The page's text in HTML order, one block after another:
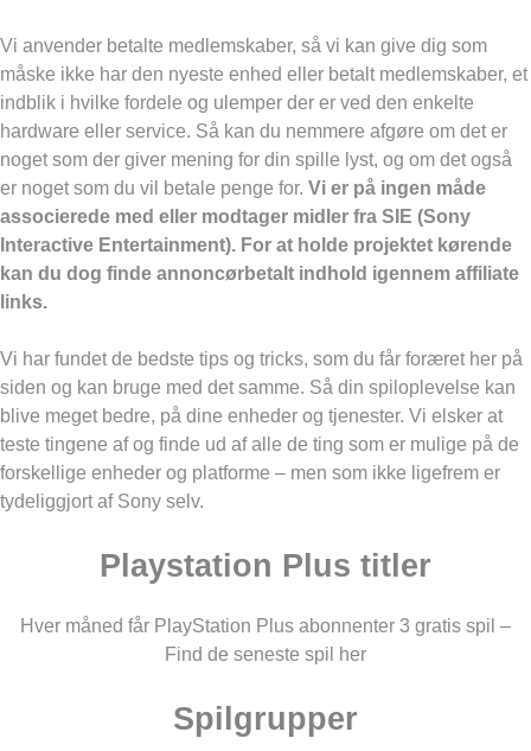
Vi anvender betalte medlemskaber, så vi kan give dig som
måske ikke har den nyeste enhed eller betalt medlemskaber, et
indblik i hvilke fordele og ulemper der er ved den enkelte
hardware eller service. Så kan du nemmere afgøre om det er
noget som der giver mening for din spille lyst, og om det også
er noget som du vil betale penge for. Vi er på ingen måde
associerede med eller modtager midler fra SIE (Sony
Interactive Entertainment). For at holde projektet kørende
kan du dog finde annoncørbetalt indhold igennem affiliate
links.
Vi har fundet de bedste tips og tricks, som du får foræret her på
siden og kan bruge med det samme. Så din spiloplevelse kan
blive meget bedre, på dine enheder og tjenester. Vi elsker at
teste tingene af og finde ud af alle de ting som er mulige på de
forskellige enheder og platforme – men som ikke ligefrem er
tydeliggjort af Sony selv.
Playstation Plus titler
Hver måned får PlayStation Plus abonnenter 3 gratis spil –
Find de seneste spil her
Spilgrupper